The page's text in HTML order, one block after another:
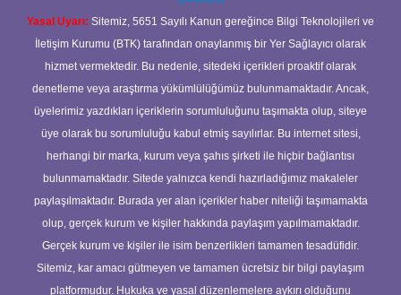
Yasal Uyarı: Sitemiz, 5651 Sayılı Kanun gereğince Bilgi Teknolojileri ve
İletişim Kurumu (BTK) tarafından onaylanmış bir Yer Sağlayıcı olarak
hizmet vermektedir. Bu nedenle, sitedeki içerikleri proaktif olarak
denetleme veya araştırma yükümlülüğümüz bulunmamaktadır. Ancak,
üyelerimiz yazdıkları içeriklerin sorumluluğunu taşımakta olup, siteye
üye olarak bu sorumluluğu kabul etmiş sayılırlar. Bu internet sitesi,
herhangi bir marka, kurum veya şahıs şirketi ile hiçbir bağlantısı
bulunmamaktadır. Sitede yalnızca kendi hazırladığımız makaleler
paylaşılmaktadır. Burada yer alan içerikler haber niteliği taşımamakta
olup, gerçek kurum ve kişiler hakkında paylaşım yapılmamaktadır.
Gerçek kurum ve kişiler ile isim benzerlikleri tamamen tesadüfidir.
Sitemiz, kar amacı gütmeyen ve tamamen ücretsiz bir bilgi paylaşım
platformudur. Hukuka ve yasal düzenlemelere aykırı olduğunu